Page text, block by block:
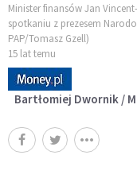
Minister finansów Jan
spotkaniu z prezesem
PAP/Tomasz Gzell)
15 lat temu
Bartłomiej Dwornik /